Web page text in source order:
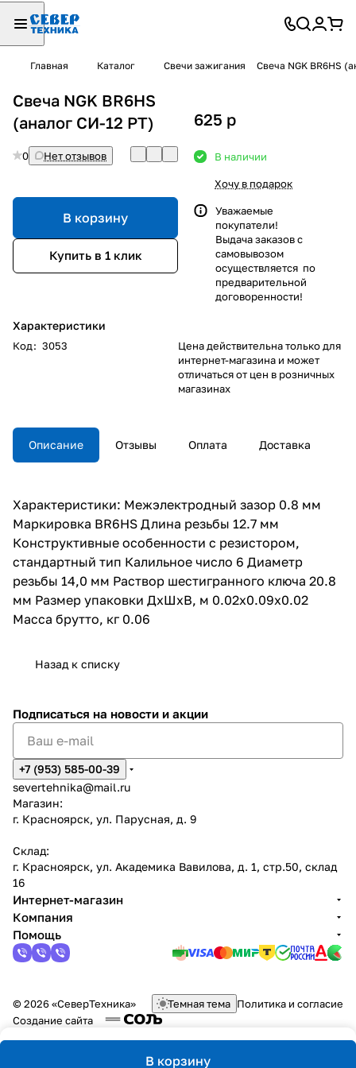
Главная Каталог Свечи зажигания Свеча NGK BR6НS
Свеча NGK BR6НS
(аналог СИ-12 РТ)
0 Нет отзывов
В корзину
Купить в 1 клик
Характеристики
Код: 3053
625 p
В наличии
Хочу в подарок
Уважаемые
покупатели!
Выдача заказов с
самовывозом
осуществляется по
предварительной
договоренности!
Цена действительна только для
интернет-магазина и может
отличаться от цен в розничных
магазинах
Описание Отзывы Оплата Доставка
Характеристики: Межэлектродный зазор 0.8 мм
Маркировка BR6HS Длина резьбы 12.7 мм
Конструктивные особенности с резистором,
стандартный тип Калильное число 6 Диаметр
резьбы 14,0 мм Раствор шестигранного ключа 20.8
мм Размер упаковки ДхШхВ, м 0.02x0.09x0.02
Масса брутто, кг 0.06
Назад к списку
В корзину
Подписаться на новости и акции
+7 (953) 585-00-39
severtehnika@mail.ru
Магазин:
г. Красноярск, ул. Парусная, д. 9
Склад:
г. Красноярск, ул. Академика Вавилова, д. 1, стр.50, склад
16
Интернет-магазин
Компания
Помощь
© 2026 «СеверТехника» Темная тема Политика и согласие
Создание сайта